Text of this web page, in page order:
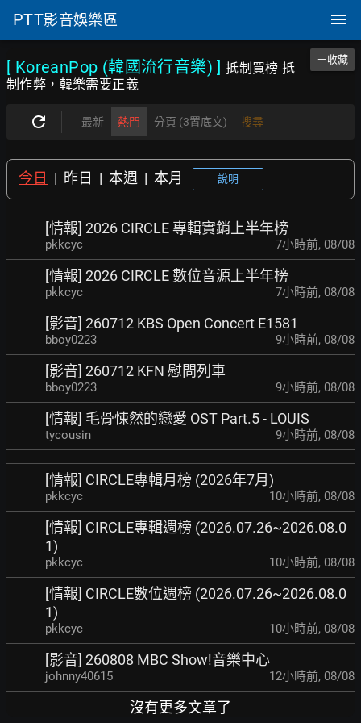
PTT影音娛樂區
[ KoreanPop (韓國流行音樂) ]抵制買榜 抵
制作弊，韓樂需要正義
＋收藏
最新 熱門 分頁 (3置底文) 搜尋
今日 | 昨日 | 本週 | 本月 說明
[情報] 2026 CIRCLE 專輯實銷上半年榜
pkkcyc 7小時前, 08/08
[情報] 2026 CIRCLE 數位音源上半年榜
pkkcyc 7小時前, 08/08
[影音] 260712 KBS Open Concert E1581
bboy0223 9小時前, 08/08
[影音] 260712 KFN 慰問列車
bboy0223 9小時前, 08/08
[情報] 毛骨悚然的戀愛 OST Part.5 - LOUIS
tycousin 9小時前, 08/08
[情報] CIRCLE專輯月榜 (2026年7月)
pkkcyc 10小時前, 08/08
[情報] CIRCLE專輯週榜 (2026.07.26~2026.08.0
1)
pkkcyc 10小時前, 08/08
[情報] CIRCLE數位週榜 (2026.07.26~2026.08.0
1)
pkkcyc 10小時前, 08/08
[影音] 260808 MBC Show!音樂中心
johnny40615 12小時前, 08/08
沒有更多文章了